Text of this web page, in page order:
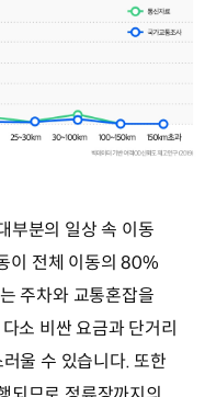
부분의 일상 속 이동
이 전체 이동의 80%
주차와 교통혼잡을
소 비싼 요금과 단거리
울 수 있습니다. 또한